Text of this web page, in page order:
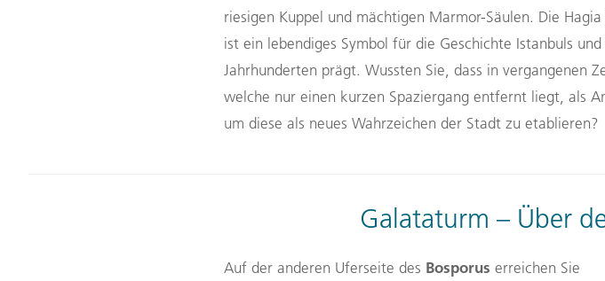
riesigen Kuppel und mächtigen Marmor-Säulen. Die
ist ein lebendiges Symbol für die Geschichte Istanbuls
Jahrhunderten prägt. Wussten Sie, dass in vergangenen
welche nur einen kurzen Spaziergang entfernt liegt, als
um diese als neues Wahrzeichen der Stadt zu etablieren?
Galataturm – Über
Auf der anderen Uferseite des Bosporus erreichen Sie